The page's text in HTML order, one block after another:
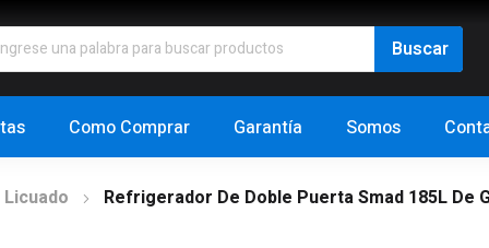
Como Comprar Garantía Somos
Refrigerador De Doble Puerta Smad 185L De